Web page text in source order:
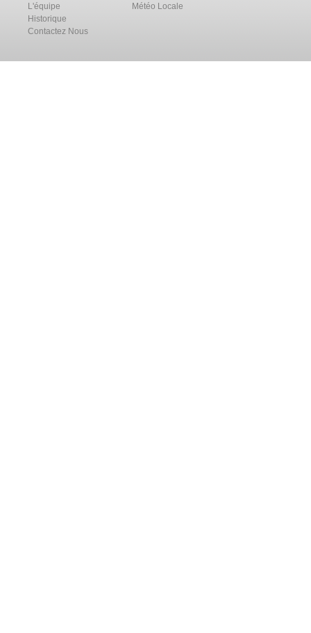
L'équipe
Historique
Contactez Nous
Météo Locale